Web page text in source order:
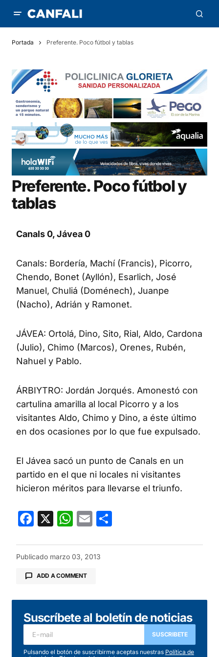
Portada Preferente. Poco fútbol y tablas
Preferente. Poco fútbol y
tablas
Canals 0, Jávea 0
Canals: Bordería, Machí (Francis), Picorro,
Chendo, Bonet (Ayllón), Esarlich, José
Manuel, Chuliá (Doménech), Juanpe
(Nacho), Adrián y Ramonet.
JÁVEA: Ortolá, Dino, Sito, Rial, Aldo, Cardona
(Julio), Chimo (Marcos), Orenes, Rubén,
Nahuel y Pablo.
ÁRBIYTRO: Jordán Jorqués. Amonestó con
cartulina amarilla al local Picorro y a los
visitantes Aldo, Chimo y Dino, a éste último
en dos ocasiones por lo que fue expulsado.
El Jávea sacó un punto de Canals en un
partido en el que ni locales ni visitantes
hicieron méritos para llevarse el triunfo.
Facebook
X WhatsApp
Email
Publicado marzo 03, 2013
ADD A COMMENT
Tu dirección de correo electrónico no será
publicada. Los campos obligatorios están
marcados con
Suscríbete al boletín de noticias
SUSCRIBETE
Pulsando el botón de suscribirme aceptas nuestras Política de